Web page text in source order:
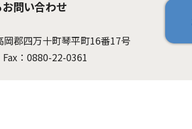
問い合わせ
郡四万十町琴平町16番17号
：0880-22-0361